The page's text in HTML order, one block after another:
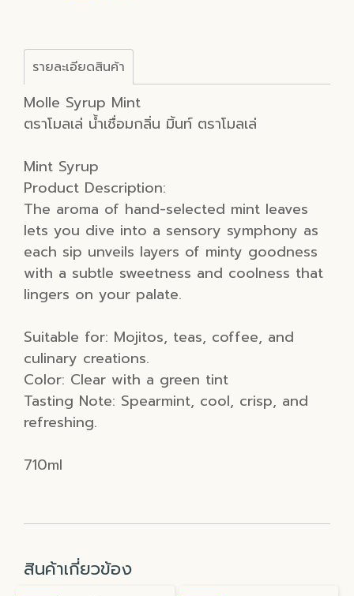
รายละเอียดสินค้า
Molle Syrup Mint
ตราโมลเล่ น้ำเชื่อมกลิ่น มิ้นท์ ตราโมลเล่
Mint Syrup
Product Description:
The aroma of hand-selected mint leaves
lets you dive into a sensory symphony as
each sip unveils layers of minty goodness
with a subtle sweetness and coolness that
lingers on your palate.
Suitable for: Mojitos, teas, coffee, and
culinary creations.
Color: Clear with a green tint
Tasting Note: Spearmint, cool, crisp, and
refreshing.
710ml
สินค้าเกี่ยวข้อง